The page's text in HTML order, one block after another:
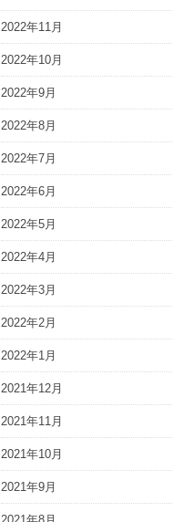
2022年11月
2022年10月
2022年9月
2022年8月
2022年7月
2022年6月
2022年5月
2022年4月
2022年3月
2022年2月
2022年1月
2021年12月
2021年11月
2021年10月
2021年9月